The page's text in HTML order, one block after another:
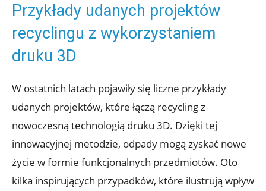
Przykłady udanych projektów
recyclingu z wykorzystaniem
druku 3D
W ostatnich latach pojawiły się liczne przykłady
udanych projektów, które łączą recycling z
nowoczesną technologią druku 3D. Dzięki tej
innowacyjnej metodzie, odpady mogą zyskać nowe
życie w formie funkcjonalnych przedmiotów. Oto
kilka inspirujących przypadków, które ilustrują wpływ